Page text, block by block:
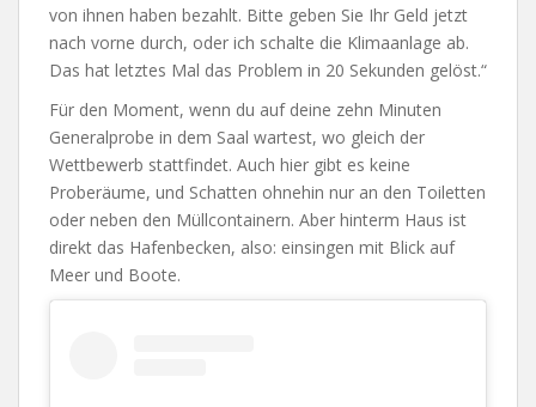
von ihnen haben bezahlt. Bitte geben Sie Ihr Geld jetzt
nach vorne durch, oder ich schalte die Klimaanlage ab.
Das hat letztes Mal das Problem in 20 Sekunden gelöst.“
Für den Moment, wenn du auf deine zehn Minuten
Generalprobe in dem Saal wartest, wo gleich der
Wettbewerb stattfindet. Auch hier gibt es keine
Proberäume, und Schatten ohnehin nur an den Toiletten
oder neben den Müllcontainern. Aber hinterm Haus ist
direkt das Hafenbecken, also: einsingen mit Blick auf
Meer und Boote.